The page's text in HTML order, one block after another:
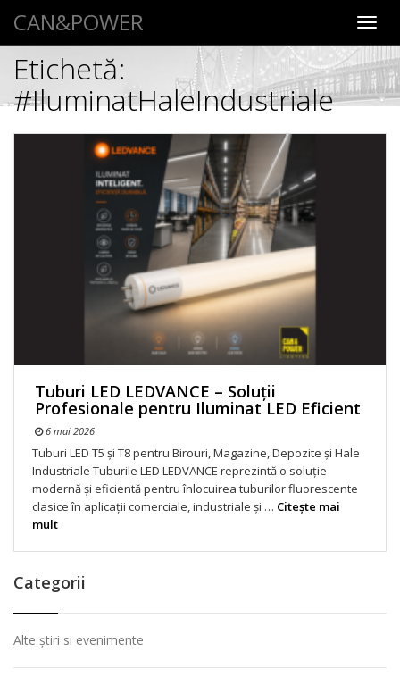
CAN&POWER
Etichetă:
#IluminatHaleIndustriale
Tuburi LED LEDVANCE – Soluții
Profesionale pentru Iluminat LED Eficient
6 mai 2026
Tuburi LED T5 și T8 pentru Birouri, Magazine, Depozite și Hale
Industriale Tuburile LED LEDVANCE reprezintă o soluție
modernă și eficientă pentru înlocuirea tuburilor fluorescente
clasice în aplicații comerciale, industriale și … Citeşte mai
mult
Categorii
Alte știri si evenimente